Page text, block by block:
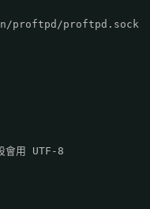
proftpd.sock
會用 UTF-8